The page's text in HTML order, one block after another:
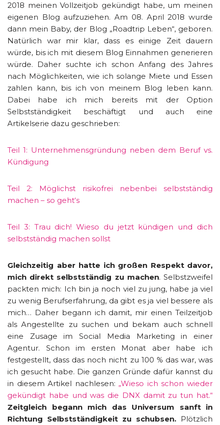
2018 meinen Vollzeitjob gekündigt habe, um meinen
eigenen Blog aufzuziehen. Am 08. April 2018 wurde
dann mein Baby, der Blog „Roadtrip Leben“, geboren.
Natürlich war mir klar, dass es einige Zeit dauern
würde, bis ich mit diesem Blog Einnahmen generieren
würde. Daher suchte ich schon Anfang des Jahres
nach Möglichkeiten, wie ich solange Miete und Essen
zahlen kann, bis ich von meinem Blog leben kann.
Dabei habe ich mich bereits mit der Option
Selbstständigkeit beschäftigt und auch eine
Artikelserie dazu geschrieben:
Teil 1: Unternehmensgründung neben dem Beruf vs.
Kündigung
Teil 2: Möglichst risikofrei nebenbei selbstständig
machen – so geht‘s
Teil 3: Trau dich! Wieso du jetzt kündigen und dich
selbstständig machen sollst
Gleichzeitig aber hatte ich großen Respekt davor,
mich direkt selbstständig zu machen. Selbstzweifel
packten mich: Ich bin ja noch viel zu jung, habe ja viel
zu wenig Berufserfahrung, da gibt es ja viel bessere als
mich… Daher begann ich damit, mir einen Teilzeitjob
als Angestellte zu suchen und bekam auch schnell
eine Zusage im Social Media Marketing in einer
Agentur. Schon im ersten Monat aber habe ich
festgestellt, dass das noch nicht zu 100 % das war, was
ich gesucht habe. Die ganzen Gründe dafür kannst du
in diesem Artikel nachlesen: „Wieso ich schon wieder
gekündigt habe und was die DNX damit zu tun hat.“
Zeitgleich begann mich das Universum sanft in
Richtung Selbstständigkeit zu schubsen. Plötzlich